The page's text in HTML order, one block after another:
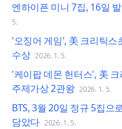
엔하이픈 미니 7집, 16일
5.
'오징어 게임', 美 크리틱
수상 2026. 1. 5.
'케이팝 데몬 헌터스', 美
주제가상 2관왕 2026. 1. 5.
BTS, 3월 20일 정규 5집
담았다 2026. 1. 5.